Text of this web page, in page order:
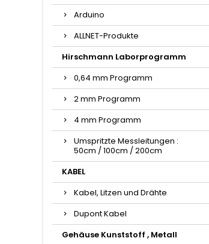
Arduino
ALLNET-Produkte
Hirschmann Laborprogramm
0,64 mm Programm
2 mm Programm
4 mm Programm
Umspritzte Messleitungen :
50cm / 100cm / 200cm
KABEL
Kabel, Litzen und Drähte
Dupont Kabel
Gehäuse Kunststoff , Metall